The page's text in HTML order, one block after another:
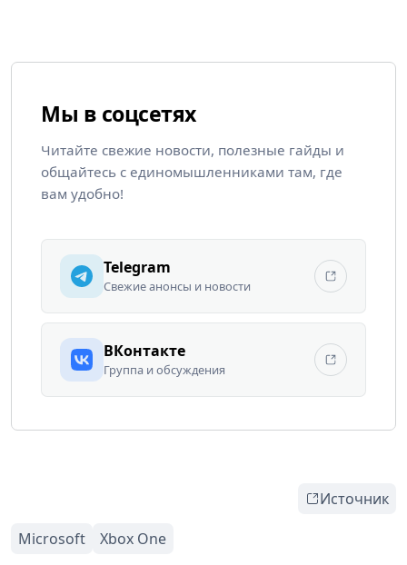
Мы в соцсетях
Читайте свежие новости, полезные гайды и
общайтесь с единомышленниками там, где
вам удобно!
Telegram
Свежие анонсы и новости
ВКонтакте
Группа и обсуждения
Источник